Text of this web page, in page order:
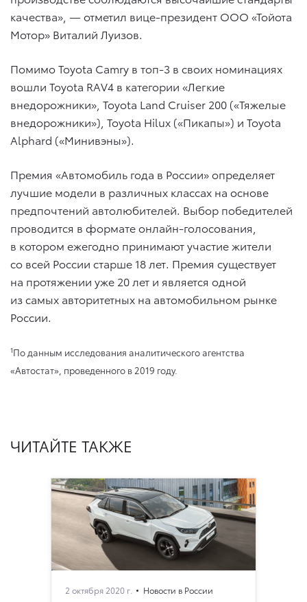
качества», — отметил вице-президент ООО «Тойота
Мотор» Виталий Луизов.
Помимо Toyota Camry в топ-3 в своих номинациях
вошли Toyota RAV4 в категории «Легкие
внедорожники», Toyota Land Cruiser 200 («Тяжелые
внедорожники»), Toyota Hilux («Пикапы») и Toyota
Alphard («Минивэны»).
Премия «Автомобиль года в России» определяет
лучшие модели в различных классах на основе
предпочтений автолюбителей. Выбор победителей
проводится в формате онлайн-голосования,
в котором ежегодно принимают участие жители
со всей России старше 18 лет. Премия существует
на протяжении уже 20 лет и является одной
из самых авторитетных на автомобильном рынке
России.
1По данным исследования аналитического агентства
«Автостат», проведенного в 2019 году.
ЧИТАЙТЕ ТАКЖЕ
2 октября 2020 г. Новости в России